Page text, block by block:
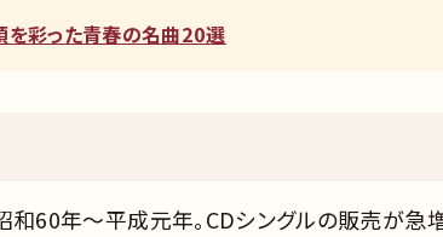
を彩った青春の名曲20選
60年〜平成元年。CDシングルの販売が急